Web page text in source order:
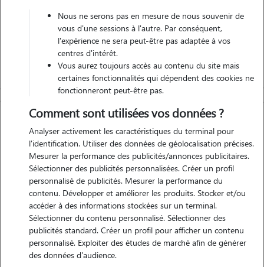
Motivation
bonjour à tous et toutes, je m'appelle jade j'ai 22 ans, je viens de finir
mes études supérieures par conséquent je recherche une
rémunération le temps de trouver un emploi. ayant grandi entourée
Nous ne serons pas en mesure de nous souvenir de
vous d'une sessions à l'autre. Par conséquent,
l'expérience ne sera peut-être pas adaptée à vos
centres d'intérêt.
Vous aurez toujours accès au contenu du site mais
certaines fonctionnalités qui dépendent des cookies ne
fonctionneront peut-être pas.
Comment sont utilisées vos données ?
Analyser activement les caractéristiques du terminal pour
l'identification. Utiliser des données de géolocalisation précises.
Mesurer la performance des publicités/annonces publicitaires.
Sélectionner des publicités personnalisées. Créer un profil
personnalisé de publicités. Mesurer la performance du
contenu. Développer et améliorer les produits. Stocker et/ou
accéder à des informations stockées sur un terminal.
Sélectionner du contenu personnalisé. Sélectionner des
publicités standard. Créer un profil pour afficher un contenu
personnalisé. Exploiter des études de marché afin de générer
des données d'audience.